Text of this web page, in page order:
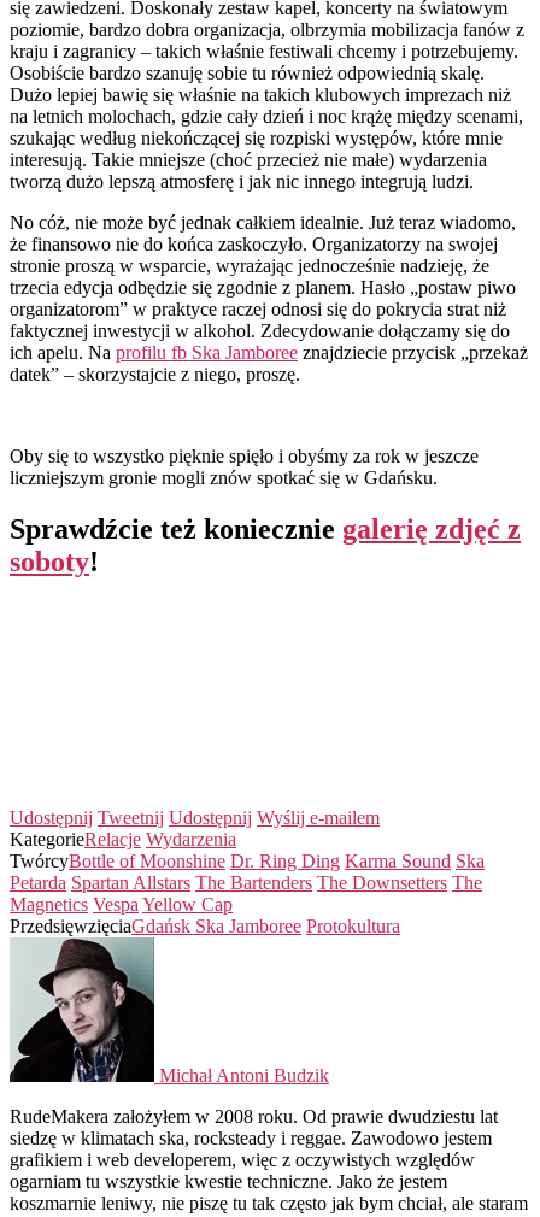
się zawiedzeni. Doskonały zestaw kapel, koncerty na światowym
poziomie, bardzo dobra organizacja, olbrzymia mobilizacja fanów z
kraju i zagranicy – takich właśnie festiwali chcemy i potrzebujemy.
Osobiście bardzo szanuję sobie tu również odpowiednią skalę.
Dużo lepiej bawię się właśnie na takich klubowych imprezach niż
na letnich molochach, gdzie cały dzień i noc krążę między scenami,
szukając według niekończącej się rozpiski występów, które mnie
interesują. Takie mniejsze (choć przecież nie małe) wydarzenia
tworzą dużo lepszą atmosferę i jak nic innego integrują ludzi.
No cóż, nie może być jednak całkiem idealnie. Już teraz wiadomo,
że finansowo nie do końca zaskoczyło. Organizatorzy na swojej
stronie proszą w wsparcie, wyrażając jednocześnie nadzieję, że
trzecia edycja odbędzie się zgodnie z planem. Hasło „postaw piwo
organizatorom” w praktyce raczej odnosi się do pokrycia strat niż
faktycznej inwestycji w alkohol. Zdecydowanie dołączamy się do
ich apelu. Na profilu fb Ska Jamboree znajdziecie przycisk „przekaż
datek” – skorzystajcie z niego, proszę.
Oby się to wszystko pięknie spięło i obyśmy za rok w jeszcze
liczniejszym gronie mogli znów spotkać się w Gdańsku.
Sprawdźcie też koniecznie galerię zdjęć z
soboty!
Udostępnij Tweetnij Udostępnij Wyślij e-mailem
KategorieRelacje Wydarzenia
TwórcyBottle of Moonshine Dr. Ring Ding Karma Sound Ska
Petarda Spartan Allstars The Bartenders The Downsetters The
Magnetics Vespa Yellow Cap
PrzedsięwzięciaGdańsk Ska Jamboree Protokultura
Michał Antoni Budzik
RudeMakera założyłem w 2008 roku. Od prawie dwudziestu lat
siedzę w klimatach ska, rocksteady i reggae. Zawodowo jestem
grafikiem i web developerem, więc z oczywistych względów
ogarniam tu wszystkie kwestie techniczne. Jako że jestem
koszmarnie leniwy, nie piszę tu tak często jak bym chciał, ale staram